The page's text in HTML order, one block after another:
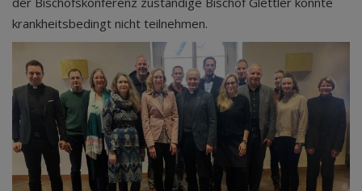
krankheitsbedingt nicht teilnehmen.